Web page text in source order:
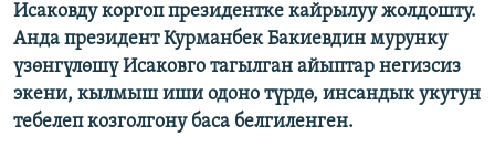
Исаковду коргоп президентке кайрылуу жолдошту.
Анда президент Курманбек Бакиевдин мурунку
үзөнгүлөшү Исаковго тагылган айыптар негизсиз
экени, кылмыш иши одоно түрдө, инсандык укугун
тебелеп козголгону баса белгиленген.